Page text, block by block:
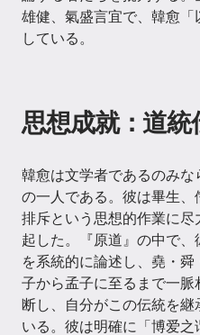
雄健、氣盛言宜で、韓愈
している。
思想成就：道
韓愈は文学者であるのみ
の一人である。彼は畢生
排斥という思想的作業に
起した。『原道』の中で
を系統的に論述し、堯・
子から孟子に至るまで一
断し、自分がこの伝統を
いる。彼は明確に「博爱